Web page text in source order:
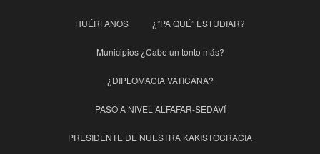
HUÉRFANOS ¿”PA QUÉ” ESTUDIAR?
Municipios ¿Cabe un tonto más?
¿DIPLOMACIA VATICANA?
PASO A NIVEL ALFAFAR-SEDAVÍ
PRESIDENTE DE NUESTRA KAKISTOCRACIA